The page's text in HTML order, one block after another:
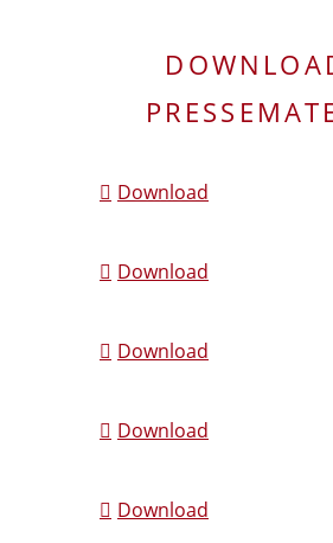
Download
Download
Download
Download
Download